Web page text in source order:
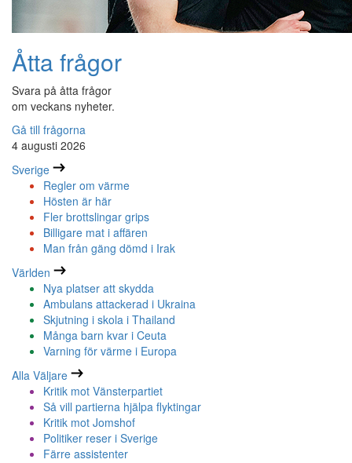
Åtta frågor
Svara på åtta frågor
om veckans nyheter.
Gå till frågorna
4 augusti 2026
Sverige
Regler om värme
Hösten är här
Fler brottslingar grips
Billigare mat i affären
Man från gäng dömd i Irak
Världen
Nya platser att skydda
Ambulans attackerad i Ukraina
Skjutning i skola i Thailand
Många barn kvar i Ceuta
Varning för värme i Europa
Alla Väljare
Kritik mot Vänsterpartiet
Så vill partierna hjälpa flyktingar
Kritik mot Jomshof
Politiker reser i Sverige
Färre assistenter